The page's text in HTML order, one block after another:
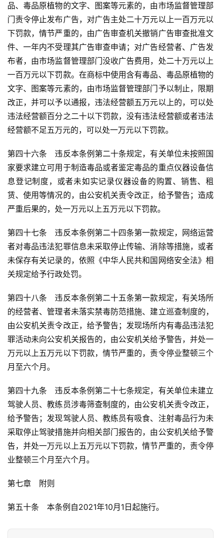
品、毒品原植物的文字、图案等元素的，由市场监督管理部
门责令停止发布广告，对广告主处二十万元以上一百万元以
下罚款，情节严重的，由广告审查机关撤销广告审查批准文
件、一年内不受理其广告审查申请；对广告经营者、广告发
布者，由市场监督管理部门没收广告费用，处二十万元以上
一百万元以下罚款。在商标中使用含有毒品、毒品原植物的
文字、图案等元素的，由市场监督管理部门予以制止，限期
改正，并可以予以通报，违法经营额五万元以上的，可以处
违法经营额百分之二十以下罚款，没有违法经营额或者违法
经营额不足五万元的，可以处一万元以下罚款。
第四十六条　违反本条例第二十条规定，有关单位未按照国
家要求建立可用于制造毒品或者鉴定毒品的重点仪器设备信
息登记制度，或者未如实记录仪器设备的购置、销售、租
赁、使用等情况的，由公安机关责令改正，给予警告；造成
严重后果的，处一万元以上五万元以下罚款。
第四十七条　违反本条例第二十四条第一款规定，网络运营
者对毒品违法犯罪信息未采取停止传输、消除等措施，或者
未保存有关记录的，依照《中华人民共和国网络安全法》相
关规定给予行政处罚。
第四十八条　违反本条例第二十五条第一款规定，有关场所
的经营者、管理者未落实禁毒防范措施、建立巡查制度的，
由公安机关责令改正，给予警告；发现场所内有毒品违法犯
罪活动未向公安机关报告的，由公安机关给予警告，并处一
万元以上五万元以下罚款，情节严重的，责令停业整顿三个
月至六个月。
第四十九条　违反本条例第二十七条规定，有关单位未建立
驾驶人员、教练员涉毒筛查制度的，由公安机关责令改正，
给予警告；发现驾驶人员、教练员有吸食、注射毒品行为未
采取停止驾驶措施并向相关部门报告的，由公安机关给予警
告，并处一万元以上五万元以下罚款，情节严重的，责令停
业整顿三个月至六个月。
第七章　附则
第五十条　本条例自2021年10月1日起施行。